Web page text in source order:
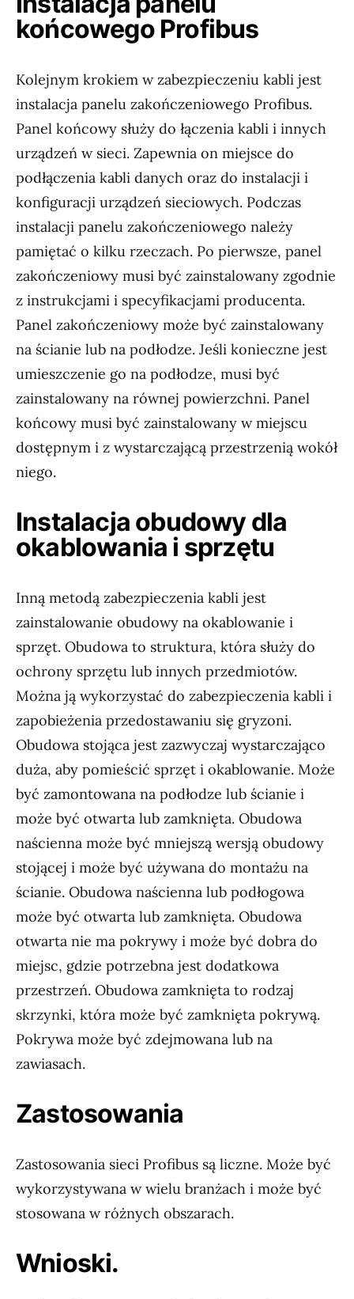
końcowego Profibus
Kolejnym krokiem w zabezpieczeniu kabli jest
instalacja panelu zakończeniowego Profibus.
Panel końcowy służy do łączenia kabli i innych
urządzeń w sieci. Zapewnia on miejsce do
podłączenia kabli danych oraz do instalacji i
konfiguracji urządzeń sieciowych. Podczas
instalacji panelu zakończeniowego należy
pamiętać o kilku rzeczach. Po pierwsze, panel
zakończeniowy musi być zainstalowany zgodnie
z instrukcjami i specyfikacjami producenta.
Panel zakończeniowy może być zainstalowany
na ścianie lub na podłodze. Jeśli konieczne jest
umieszczenie go na podłodze, musi być
zainstalowany na równej powierzchni. Panel
końcowy musi być zainstalowany w miejscu
dostępnym i z wystarczającą przestrzenią wokół
niego.
Instalacja obudowy dla
okablowania i sprzętu
Inną metodą zabezpieczenia kabli jest
zainstalowanie obudowy na okablowanie i
sprzęt. Obudowa to struktura, która służy do
ochrony sprzętu lub innych przedmiotów.
Można ją wykorzystać do zabezpieczenia kabli i
zapobieżenia przedostawaniu się gryzoni.
Obudowa stojąca jest zazwyczaj wystarczająco
duża, aby pomieścić sprzęt i okablowanie. Może
być zamontowana na podłodze lub ścianie i
może być otwarta lub zamknięta. Obudowa
naścienna może być mniejszą wersją obudowy
stojącej i może być używana do montażu na
ścianie. Obudowa naścienna lub podłogowa
może być otwarta lub zamknięta. Obudowa
otwarta nie ma pokrywy i może być dobra do
miejsc, gdzie potrzebna jest dodatkowa
przestrzeń. Obudowa zamknięta to rodzaj
skrzynki, która może być zamknięta pokrywą.
Pokrywa może być zdejmowana lub na
zawiasach.
Zastosowania
Zastosowania sieci Profibus są liczne. Może być
wykorzystywana w wielu branżach i może być
stosowana w różnych obszarach.
Wnioski.